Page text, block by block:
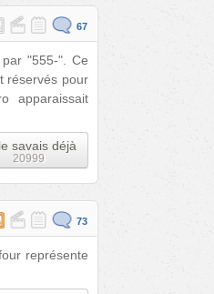
67
"555-". Ce
réservés pour
apparaissait
savais déjà
20999
73
représente